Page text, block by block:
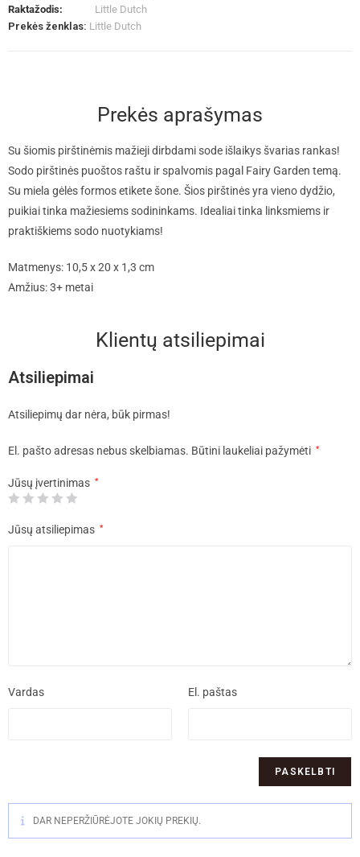
Raktažodis:
Little Dutch
Prekės ženklas: Little Dutch
Prekės aprašymas
Su šiomis pirštinėmis mažieji dirbdami sode išlaikys švarias rankas!
Sodo pirštinės puoštos raštu ir spalvomis pagal Fairy Garden temą.
Su miela gėlės formos etikete šone. Šios pirštinės yra vieno dydžio,
puikiai tinka mažiesiems sodininkams. Idealiai tinka linksmiems ir
praktiškiems sodo nuotykiams!
Matmenys: 10,5 x 20 x 1,3 cm
Amžius: 3+ metai
Klientų atsiliepimai
Atsiliepimai
Atsiliepimų dar nėra, būk pirmas!
El. pašto adresas nebus skelbiamas. Būtini laukeliai pažymėti *
Jūsų įvertinimas *
Jūsų atsiliepimas *
Vardas El. paštas
DAR NEPERŽIŪRĖJOTE JOKIŲ PREKIŲ.